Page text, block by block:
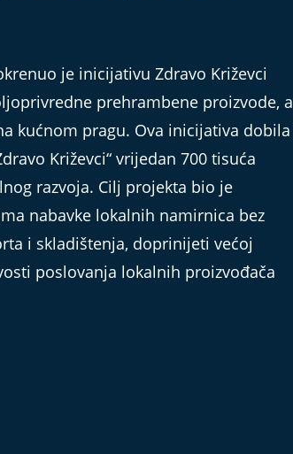
je inicijativu Zdravo Križevci
prehrambene proizvode, a
kućnom pragu. Ova inicijativa dobila
Križevci“ vrijedan 700 tisuća
razvoja. Cilj projekta bio je
nabavke lokalnih namirnica bez
i skladištenja, doprinijeti većoj
poslovanja lokalnih proizvođača